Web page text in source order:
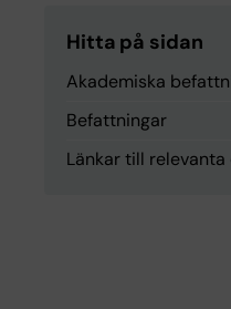
Hitta på sidan
Akademiska
Befattningar
Länkar till